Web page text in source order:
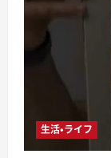
生活・ライフ